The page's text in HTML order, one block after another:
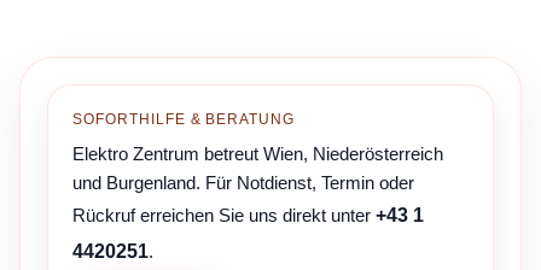
SOFORTHILFE & BERATUNG
Elektro Zentrum betreut Wien, Niederösterreich
und Burgenland. Für Notdienst, Termin oder
Rückruf erreichen Sie uns direkt unter +43 1
4420251.